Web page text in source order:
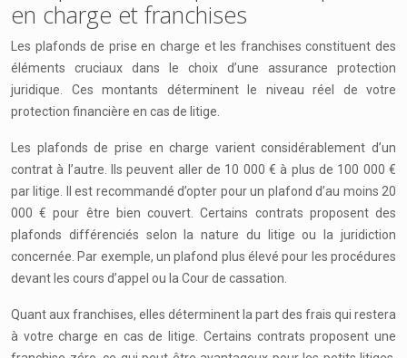
en charge et franchises
Les plafonds de prise en charge et les franchises constituent des
éléments cruciaux dans le choix d’une assurance protection
juridique. Ces montants déterminent le niveau réel de votre
protection financière en cas de litige.
Les plafonds de prise en charge varient considérablement d’un
contrat à l’autre. Ils peuvent aller de 10 000 € à plus de 100 000 €
par litige. Il est recommandé d’opter pour un plafond d’au moins 20
000 € pour être bien couvert. Certains contrats proposent des
plafonds différenciés selon la nature du litige ou la juridiction
concernée. Par exemple, un plafond plus élevé pour les procédures
devant les cours d’appel ou la Cour de cassation.
Quant aux franchises, elles déterminent la part des frais qui restera
à votre charge en cas de litige. Certains contrats proposent une